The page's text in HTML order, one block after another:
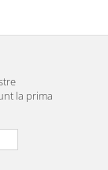
la prima